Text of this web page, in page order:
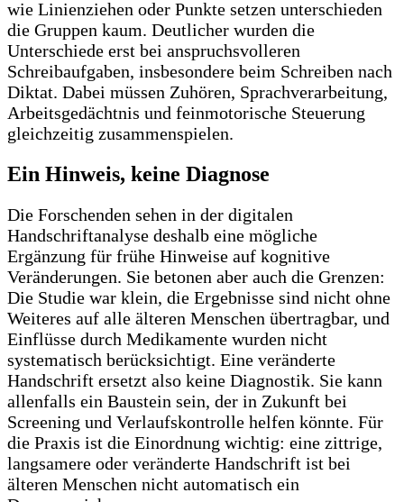
wie Linienziehen oder Punkte setzen unterschieden
die Gruppen kaum. Deutlicher wurden die
Unterschiede erst bei anspruchsvolleren
Schreibaufgaben, insbesondere beim Schreiben nach
Diktat. Dabei müssen Zuhören, Sprachverarbeitung,
Arbeitsgedächtnis und feinmotorische Steuerung
gleichzeitig zusammenspielen.
Ein Hinweis, keine Diagnose
Die Forschenden sehen in der digitalen
Handschriftanalyse deshalb eine mögliche
Ergänzung für frühe Hinweise auf kognitive
Veränderungen. Sie betonen aber auch die Grenzen:
Die Studie war klein, die Ergebnisse sind nicht ohne
Weiteres auf alle älteren Menschen übertragbar, und
Einflüsse durch Medikamente wurden nicht
systematisch berücksichtigt. Eine veränderte
Handschrift ersetzt also keine Diagnostik. Sie kann
allenfalls ein Baustein sein, der in Zukunft bei
Screening und Verlaufskontrolle helfen könnte. Für
die Praxis ist die Einordnung wichtig: eine zittrige,
langsamere oder veränderte Handschrift ist bei
älteren Menschen nicht automatisch ein